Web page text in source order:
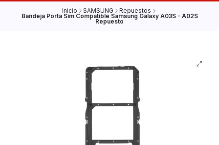
Inicio SAMSUNG Repuestos
Bandeja Porta Sim Compatible Samsung Galaxy A03S - A02S
Repuesto